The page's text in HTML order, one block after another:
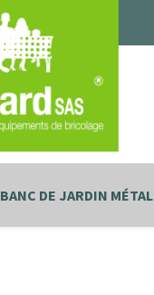
BANC DE JARDIN MÉTAL